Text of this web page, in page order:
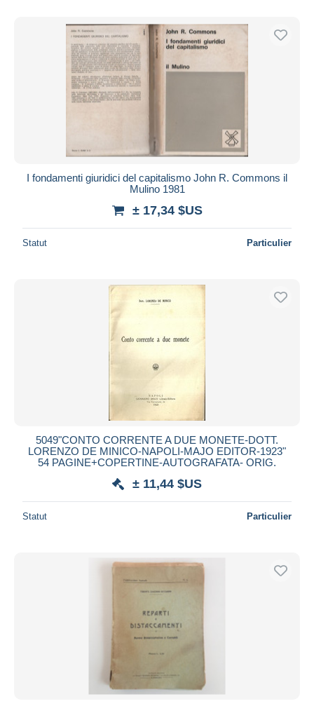
Uniquement en réduction
Livraison gratuite
Méthodes de paiement
PayPal
iDeal
Appliquer
I fondamenti giuridici del capitalismo John R. Commons il
Mulino 1981
± 17,34 $US
Statut Particulier
5049"CONTO CORRENTE A DUE MONETE-DOTT.
LORENZO DE MINICO-NAPOLI-MAJO EDITOR-1923"
54 PAGINE+COPERTINE-AUTOGRAFATA- ORIG.
± 11,44 $US
Statut Particulier